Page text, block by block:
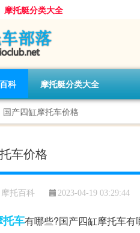
摩托艇分类大全
科 摩托艇分类大全
国产四缸摩托车价格
车价格
摩托百科 2023-04-19 03:29:44
托车有哪些?国产四缸摩托车